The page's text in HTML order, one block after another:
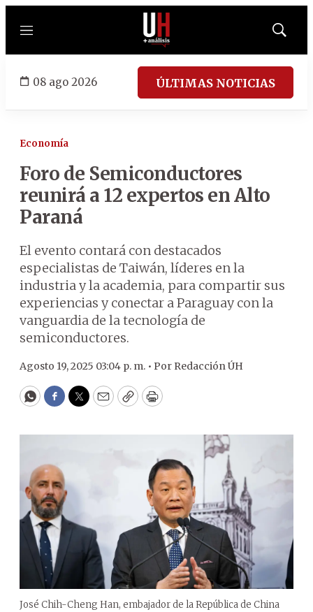
Menú
Mostrar
08 ago 2026 ÚLTIMAS NOTICIAS
Economía
Foro de Semiconductores
reunirá a 12 expertos en Alto
Paraná
El evento contará con destacados
especialistas de Taiwán, líderes en la
industria y la academia, para compartir sus
experiencias y conectar a Paraguay con la
vanguardia de la tecnología de
semiconductores.
Agosto 19, 2025 03:04 p. m. • Por Redacción ÚH
WhatsApp
Facebook
Twitter
EmailCopyPrint
José Chih-Cheng Han, embajador de la República de China